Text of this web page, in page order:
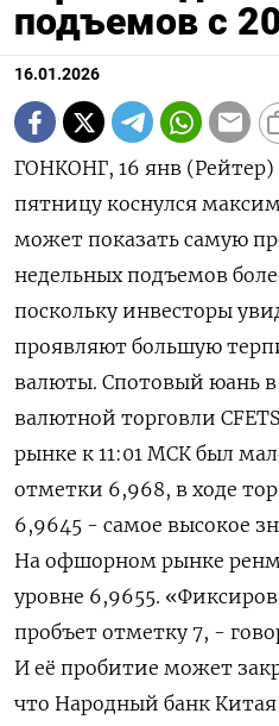
подъемов с
16.01.2026
ГОНКОНГ, 16 янв
пятницу коснулся
может показать самую
недельных подъемов
поскольку инвесторы
проявляют большую
валюты. Спотовый ⁠юань
валютной торговли
рынке к 11:01 МСК был
отметки​ ⁠6,968​, в ходе
6,9645 - ‌самое высокое
На ‍офшорном рынке
уровне 6,9655.
пробъет отметку 7, -
И её пробитие может
что Народный банк